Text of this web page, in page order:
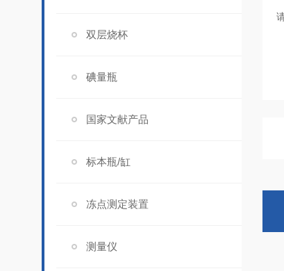
双层烧杯
碘量瓶
国家文献产品
标本瓶/缸
冻点测定装置
测量仪